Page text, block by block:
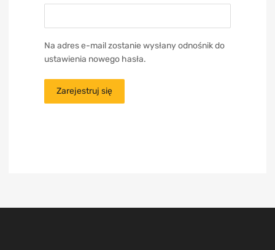
Na adres e-mail zostanie wysłany odnośnik do
ustawienia nowego hasła.
Zarejestruj się